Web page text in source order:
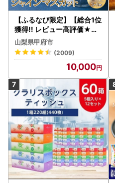
【ふるなび限定】【総合1位
獲得!! レビュー高評価★】
〈2026年度配送分〉山梨
県産 シャインマスカット 2
～3房（1.0kg以上）シャイ
ン フルーツ FN-Limited-S
P
山梨県甲府市
(2009)
10,000